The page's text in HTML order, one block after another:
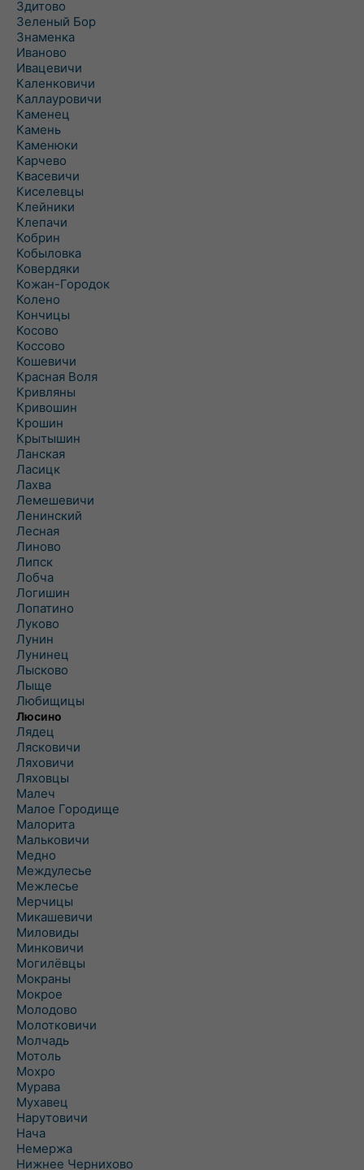
Здитово
Зеленый Бор
Знаменка
Иваново
Ивацевичи
Каленковичи
Каллауровичи
Каменец
Камень
Каменюки
Карчево
Квасевичи
Киселевцы
Клейники
Клепачи
Кобрин
Кобыловка
Ковердяки
Кожан-Городок
Колено
Кончицы
Косово
Коссово
Кошевичи
Красная Воля
Кривляны
Кривошин
Крошин
Крытышин
Ланская
Ласицк
Лахва
Лемешевичи
Ленинский
Лесная
Линово
Липск
Лобча
Логишин
Лопатино
Луково
Лунин
Лунинец
Лысково
Лыще
Любищицы
Люсино
Лядец
Лясковичи
Ляховичи
Ляховцы
Малеч
Малое Городище
Малорита
Мальковичи
Медно
Междулесье
Межлесье
Мерчицы
Микашевичи
Миловиды
Минковичи
Могилёвцы
Мокраны
Мокрое
Молодово
Молотковичи
Молчадь
Мотоль
Мохро
Мурава
Мухавец
Нарутовичи
Нача
Немержа
Нижнее Чернихово